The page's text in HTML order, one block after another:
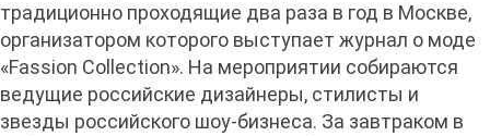
традиционно проходящие два раза в год в Москве,
организатором которого выступает журнал о моде
«Fassion Collection». На мероприятии собираются
ведущие российские дизайнеры, стилисты и
звезды российского шоу-бизнеса. За завтраком в